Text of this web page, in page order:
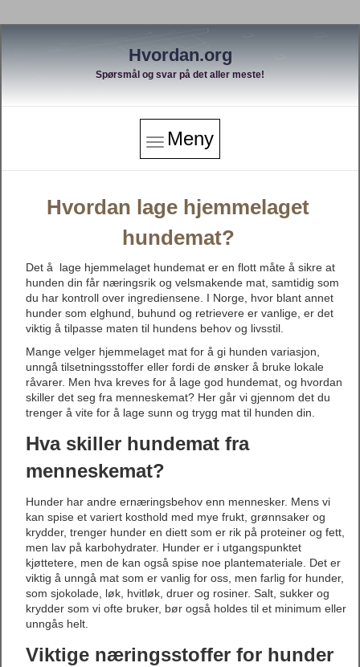
Hvordan.org
Spørsmål og svar på det aller meste!
Meny
Hvordan lage hjemmelaget
hundemat?
Det å lage hjemmelaget hundemat er en flott måte å sikre at
hunden din får næringsrik og velsmakende mat, samtidig som
du har kontroll over ingrediensene. I Norge, hvor blant annet
hunder som elghund, buhund og retrievere er vanlige, er det
viktig å tilpasse maten til hundens behov og livsstil.
Mange velger hjemmelaget mat for å gi hunden variasjon,
unngå tilsetningsstoffer eller fordi de ønsker å bruke lokale
råvarer. Men hva kreves for å lage god hundemat, og hvordan
skiller det seg fra menneskemat? Her går vi gjennom det du
trenger å vite for å lage sunn og trygg mat til hunden din.
Hva skiller hundemat fra
menneskemat?
Hunder har andre ernæringsbehov enn mennesker. Mens vi
kan spise et variert kosthold med mye frukt, grønnsaker og
krydder, trenger hunder en diett som er rik på proteiner og fett,
men lav på karbohydrater. Hunder er i utgangspunktet
kjøttetere, men de kan også spise noe plantemateriale. Det er
viktig å unngå mat som er vanlig for oss, men farlig for hunder,
som sjokolade, løk, hvitløk, druer og rosiner. Salt, sukker og
krydder som vi ofte bruker, bør også holdes til et minimum eller
unngås helt.
Viktige næringsstoffer for hunder